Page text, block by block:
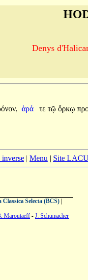
Denys
ἀρά τε τῷ ὅρκῳ
| Menu | Site
Classica Selecta (BCS)
Maroutaeff - J. Schumacher